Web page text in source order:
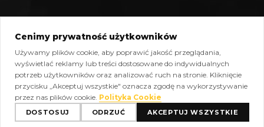
Polityka cookies Kontakt
Copyright © 2026 Ratajczak Nieruchomości All Rights
Reserved, Powered byoplixo.eu
Cenimy prywatność użytkowników
Używamy plików cookie, aby poprawić jakość przeglądania,
wyświetlać reklamy lub treści dostosowane do indywidualnych
potrzeb użytkowników oraz analizować ruch na stronie. Kliknięcie
przycisku „Akceptuj wszystkie" oznacza zgodę na wykorzystywanie
przez nas plików cookie. Polityka Cookie
DOSTOSUJ ODRZUĆ AKCEPTUJ WSZYSTKIE